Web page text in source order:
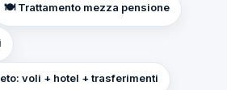
🍽️ Trattamento mezza pensione
voli + hotel + trasferimenti